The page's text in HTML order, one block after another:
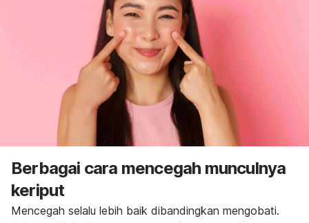
Berbagai cara mencegah munculnya
keriput
Mencegah selalu lebih baik dibandingkan mengobati.